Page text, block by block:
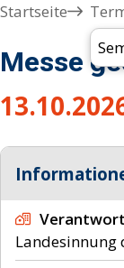
Startseite
Messe
Landesinnung